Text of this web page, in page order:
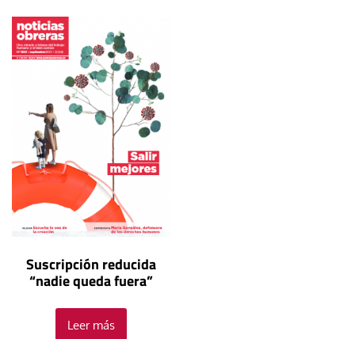
Suscripción reducida
“nadie queda fuera”
Leer más